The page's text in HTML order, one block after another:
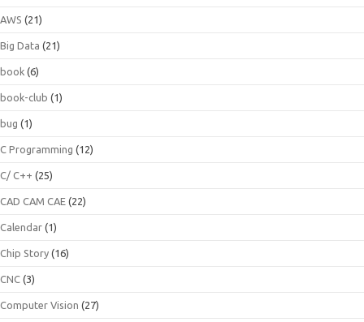
AWS (21)
Big Data (21)
book (6)
book-club (1)
bug (1)
C Programming (12)
C/ C++ (25)
CAD CAM CAE (22)
Calendar (1)
Chip Story (16)
CNC (3)
Computer Vision (27)